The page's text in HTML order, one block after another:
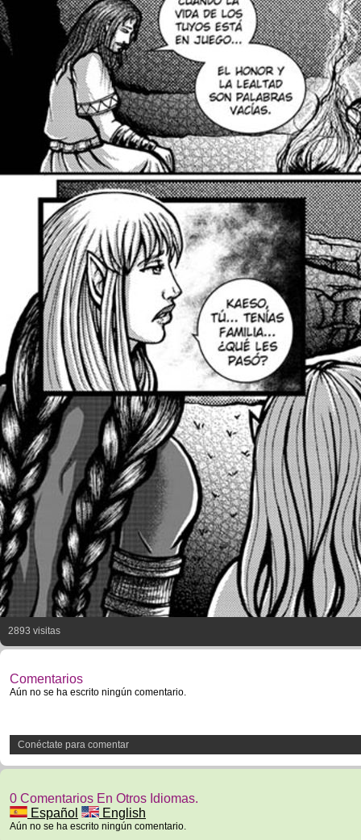
2893 visitas
Comentarios
Aún no se ha escrito ningún comentario.
Conéctate para comentar
0 Comentarios En Otros Idiomas.
Español
English
Aún no se ha escrito ningún comentario.